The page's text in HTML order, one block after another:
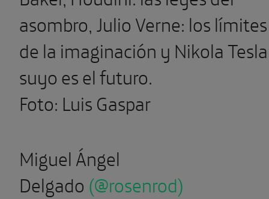
asombro, Julio Verne: los límites
de la imaginación y Nikola
suyo es el futuro.
Foto: Luis Gaspar
Miguel Ángel
Delgado (@rosenrod)